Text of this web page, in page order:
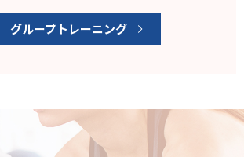
グループトレーニング